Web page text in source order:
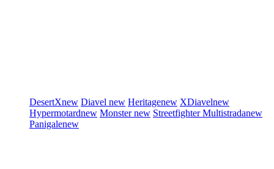
DesertXnew Diavel new Heritagenew XDiavelnew
Hypermotardnew Monsternew StreetfighterMultistradanew
Panigalenew